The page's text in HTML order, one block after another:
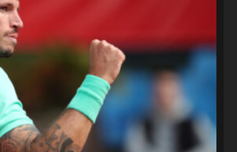
(100)
SZCZECIN(72)
SUPERLIGA MĘŻCZYZN(92)
TENIS (26) TREFL SOPOT (26)
LUBIN(36) ŚLĄSK WROCŁAW (29)